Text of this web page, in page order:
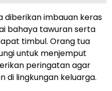
diberikan imbauan keras
bahaya tawuran serta
timbul. Orang tua
untuk menjemput
peringatan agar
di lingkungan keluarga.